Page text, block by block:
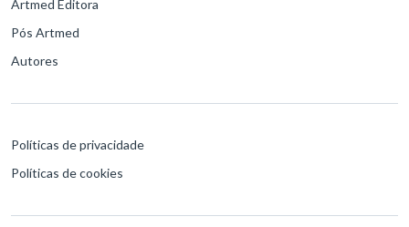
Artmed Editora
Pós Artmed
Autores
Políticas de privacidade
Políticas de cookies